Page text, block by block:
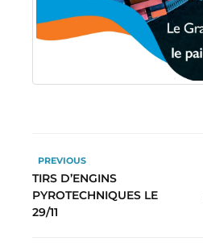
PREVIOUS
TIRS D’ENGINS
PYROTECHNIQUES LE
29/11